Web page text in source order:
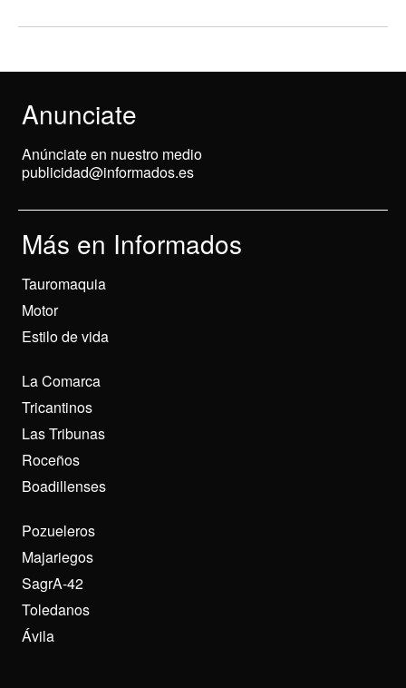
Anunciate
Anúnciate en nuestro medio
publicidad@informados.es
Más en Informados
Tauromaquia
Motor
Estilo de vida
La Comarca
Tricantinos
Las Tribunas
Roceños
Boadillenses
Pozueleros
Majariegos
SagrA-42
Toledanos
Ávila